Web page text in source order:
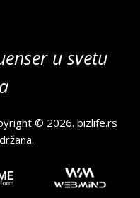
u svetu
© 2026.bizlife.rs